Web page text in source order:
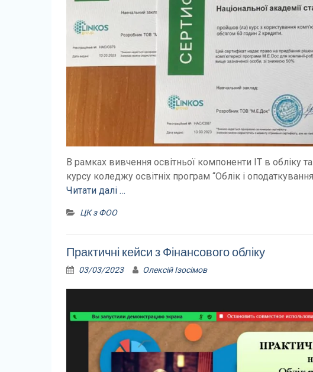
В рамках вивчення освітньої компоненти ІТ в обліку
курсу коледжу освітніх програм “Облік і
Читати далі …
ЦК з ФОО
Практичні кейси з Фінансового обліку
03/03/2023 Олексій Ізосімов